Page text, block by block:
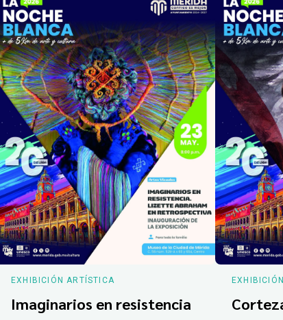
EXHIBICIÓN ARTÍSTICA
Imaginarios en resistencia